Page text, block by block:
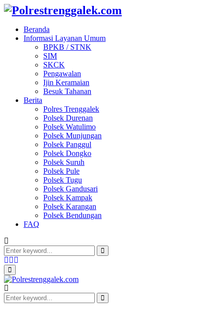
Beranda
Informasi Layanan Umum
BPKB / STNK
SIM
SKCK
Pengawalan
Ijin Keramaian
Besuk Tahanan
Berita
Polres Trenggalek
Polsek Durenan
Polsek Watulimo
Polsek Munjungan
Polsek Panggul
Polsek Dongko
Polsek Suruh
Polsek Pule
Polsek Tugu
Polsek Gandusari
Polsek Kampak
Polsek Karangan
Polsek Bendungan
FAQ
Search
for:
Search
Facebook
Twitter
Primary
Menu
Search
for:
Search